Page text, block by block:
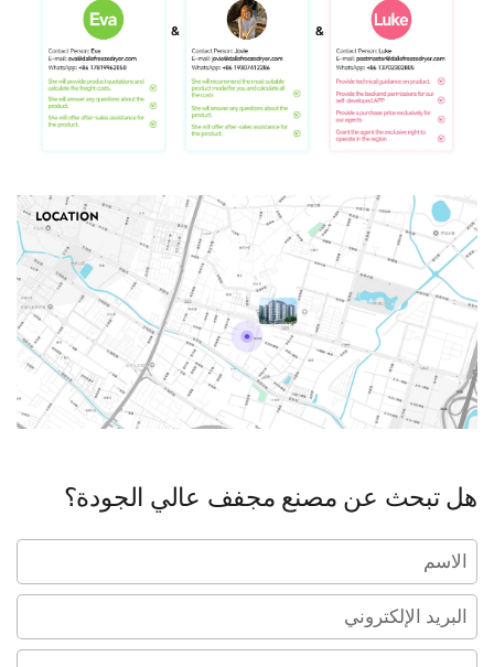
هل تبحث عن مصنع مجفف عالي الجودة؟
الاسم
البريد الإلكتروني